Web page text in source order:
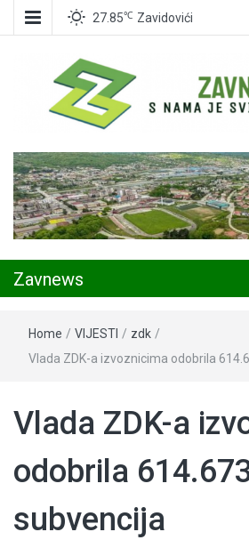
27.85℃ Zavidovići
Zavnews
Home / VIJESTI / zdk /
Vlada ZDK-a izvoznicima odobrila
Vlada ZDK-a
odobrila
subvencija